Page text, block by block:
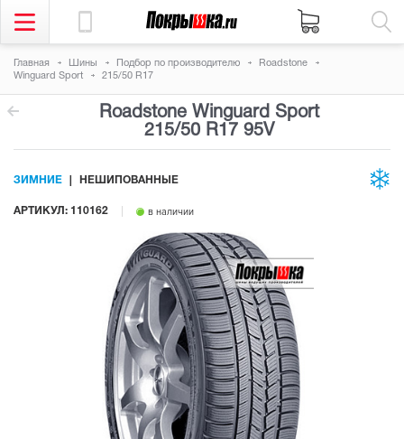
Главная Шины Подбор по производителю
Roadstone
Winguard Sport
215/50 R17
Roadstone Winguard Sport
215/50 R17 95V
АРТИКУЛ: 110162 в наличии
ЗИМНИЕ НЕШИПОВАННЫЕ